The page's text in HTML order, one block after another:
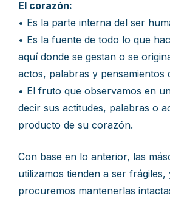
El corazón:
• Es la parte interna del ser
• Es la fuente de todo lo que
aquí donde se gestan o se
actos, palabras y pensamientos
• El fruto que observamos en
decir sus actitudes, palabras o
producto de su corazón.
Con base en lo anterior, las
utilizamos tienden a ser frágiles,
procuremos mantenerlas